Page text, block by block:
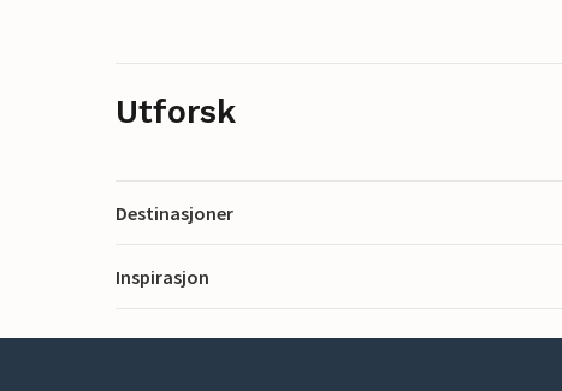
Utforsk
Destinasjoner
Inspirasjon